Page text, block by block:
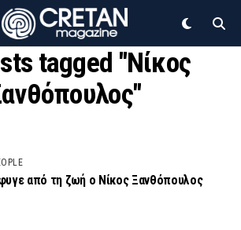
tagged "Νίκος
από τη ζωή ο Νίκος Ξανθόπουλος